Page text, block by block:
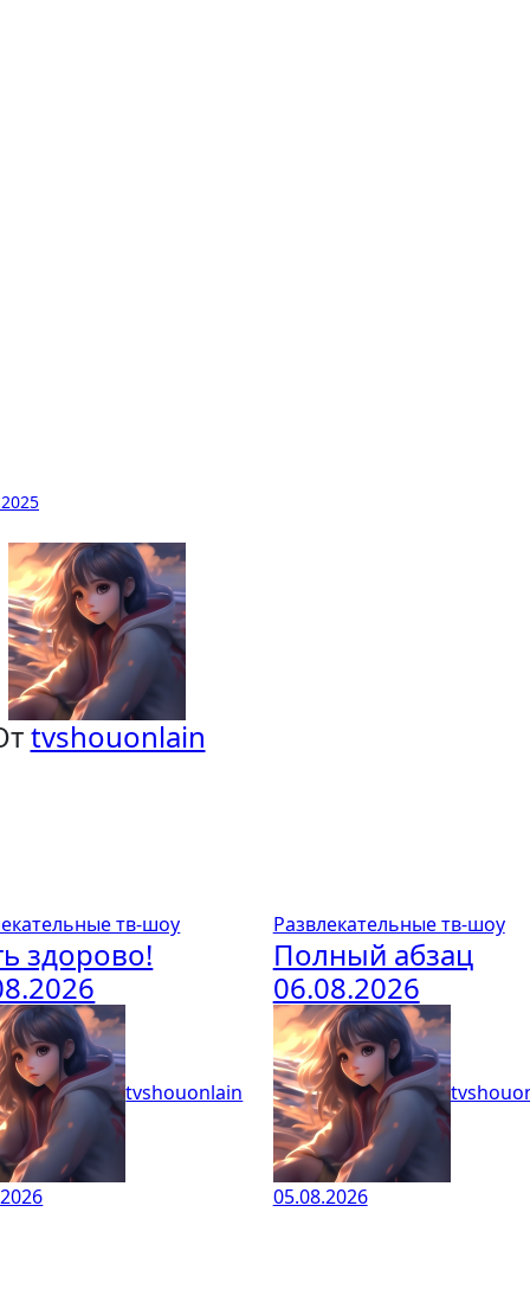
tvshouonlain
тв-шоу
здорово!
tvshouonlain
Развлекательные тв-шоу
Полный абзац
06.08.2026
05.08.2026